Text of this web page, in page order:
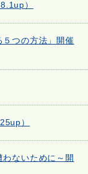
）
つの方法」開催
）
ないために～開